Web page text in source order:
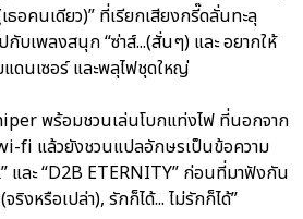
ธอคนเดียว)” ที่เรียกเสียงกรี๊ดลั่นทะลุ
บเพลงสนุก “ซ่าส์...(สั่นๆ) และ อยากให้
ดนเซอร์ และพลุไฟชุดใหญ่
พร้อมชวนเล่นโบกแท่งไฟ ที่นอกจาก
fi แล้วยังชวนแปลอักษรเป็นข้อความ
และ “D2B ETERNITY” ก่อนที่มาฟังกัน
งหรือเปล่า), รักก็ได้... ไม่รักก็ได้”